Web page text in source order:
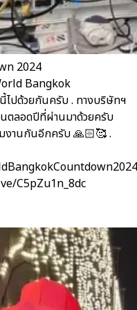
2024
Bangkok
ไปด้วยกันครับ . ทางบริษัทฯ
ตลอดปีที่ผ่านมาด้วยครับ
มงานกันอีกครับ 🙏🏻🥰 .
C5pZu1n_8dc